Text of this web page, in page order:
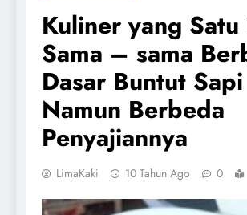
Kuliner yang
Sama – sama
Dasar Buntut Sapi
Namun Berbeda
Penyajiannya
LimaKaki 10 Tahun Ago 0